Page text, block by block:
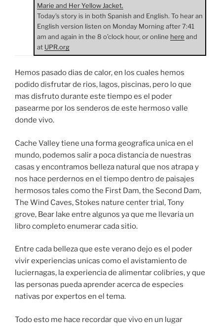
Marie and Her Yellow Jacket.
Today’s story is in both Spanish and English. To hear an
English version listen on Monday Morning after 7:41
am and again in the 8 o’clock hour, or online here and
at UPR.org
Hemos pasado dias de calor, en los cuales hemos
podido disfrutar de rios, lagos, piscinas, pero lo que
mas disfruto durante este tiempo es el poder
pasearme por los senderos de este hermoso valle
donde vivo.
Cache Valley tiene una forma geografica unica en el
mundo, podemos salir a poca distancia de nuestras
casas y encontramos belleza natural que nos atrapa y
nos hace perdernos en el tiempo dentro de paisajes
hermosos tales como the First Dam, the Second Dam,
The Wind Caves, Stokes nature center trial, Tony
grove, Bear lake entre algunos ya que me llevaria un
libro completo enumerar cada sitio.
Entre cada belleza que este verano dejo es el poder
vivir experiencias unicas como el avistamiento de
luciernagas, la experiencia de alimentar colibries, y que
las personas pueda aprender acerca de especies
nativas por expertos en el tema.
Todo esto me hace recordar que vivo en un lugar